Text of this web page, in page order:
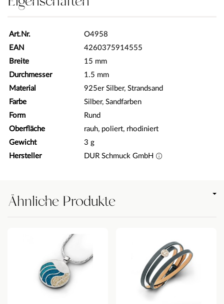
Art.Nr.
O4958
EAN
4260375914555
Breite
15 mm
Durchmesser
1.5 mm
Material
925er Silber, Strandsand
Farbe
Silber, Sandfarben
Form
Rund
Oberfläche
rauh, poliert, rhodiniert
Gewicht
3 g
Hersteller
DUR Schmuck GmbH
Ähnliche Produkte